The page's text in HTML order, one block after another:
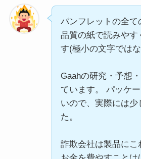
パンフレットの全て
品質の紙で読みやす
す(極小の文字ではな
Gaahの研究・予想
ています。 パッケ
いので、実際には少
た。
詐欺会社は製品にこ